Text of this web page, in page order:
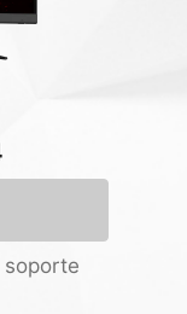
soporte